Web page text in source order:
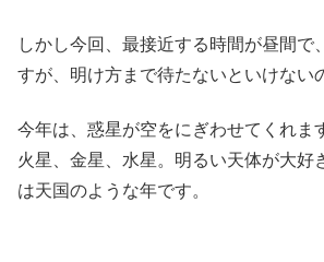
しかし今回、最接近する時間が昼間で
すが、明け方まで待たないといけない
今年は、惑星が空をにぎわせてくれま
火星、金星、水星。明るい天体が大好
は天国のような年です。